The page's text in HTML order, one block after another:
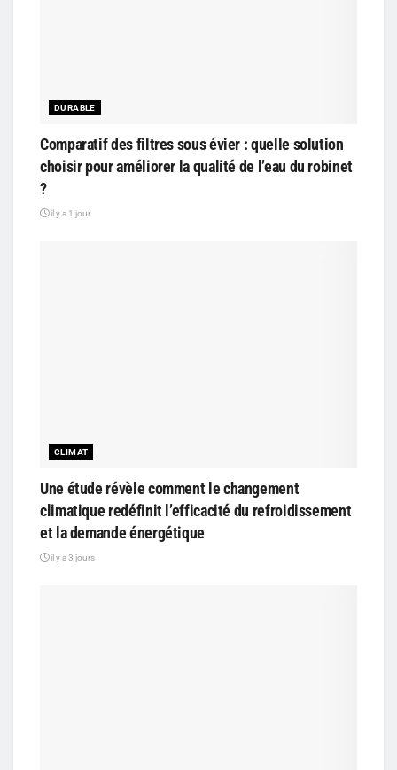
DURABLE
Comparatif des filtres sous évier : quelle solution
choisir pour améliorer la qualité de l’eau du robinet
?
il y a 1 jour
CLIMAT
Une étude révèle comment le changement
climatique redéfinit l’efficacité du refroidissement
et la demande énergétique
il y a 3 jours